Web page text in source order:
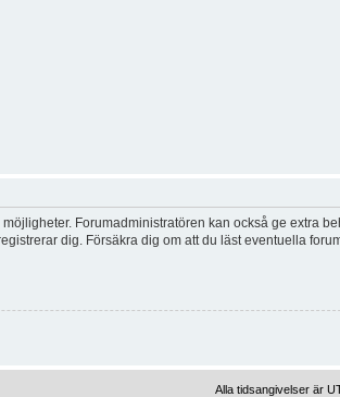
Forumadministratören kan också ge extra
dig. Försäkra dig om att du läst eventuella
Alla tidsangivelser är